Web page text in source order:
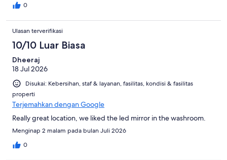
0
Ulasan terverifikasi
10/10 Luar Biasa
Dheeraj
18 Jul 2026
Disukai: Kebersihan, staf & layanan, fasilitas, kondisi & fasilitas
properti
Terjemahkan dengan Google
Really great location, we liked the led mirror in the washroom.
Menginap 2 malam pada bulan Juli 2026
0